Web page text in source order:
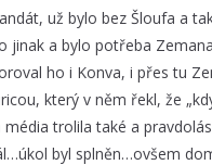
už bylo bez Šloufa a
jinak a bylo potřeba
ho i Konva, i přes tu
který v něm řekl, že
trolila také a
byl splněn…ovšem